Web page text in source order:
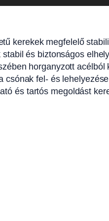
kerekek megfelelő
és biztonságos
horganyzott acélból
fel- és
és tartós megoldást